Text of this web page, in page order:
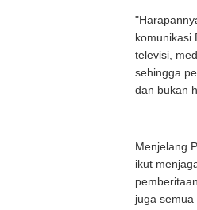
komunikasi
televisi,
sehingga
dan bukan
Menjelang
ikut
juga